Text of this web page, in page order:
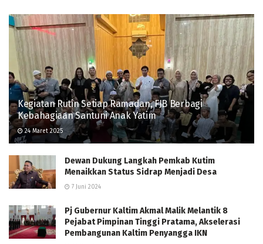
Kegiatan Rutin Setiap Ramadan, FJB Berbagi
Kebahagiaan Santuni Anak Yatim
24 Maret 2025
Dewan Dukung Langkah Pemkab Kutim
Menaikkan Status Sidrap Menjadi Desa
7 Juni 2024
Pj Gubernur Kaltim Akmal Malik Melantik 8
Pejabat Pimpinan Tinggi Pratama, Akselerasi
Pembangunan Kaltim Penyangga IKN